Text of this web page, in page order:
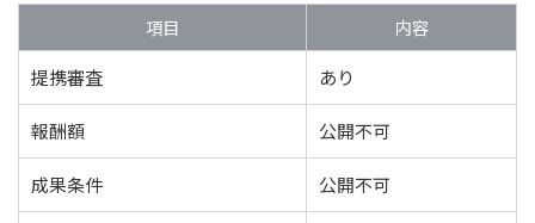
項目
内容
提携審査
あり
報酬額 公開不可
成果条件 公開不可